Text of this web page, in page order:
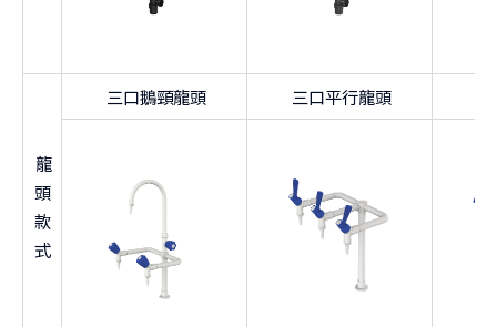
龍
頭
款
式
三口鵝頸龍頭 三口平行龍頭